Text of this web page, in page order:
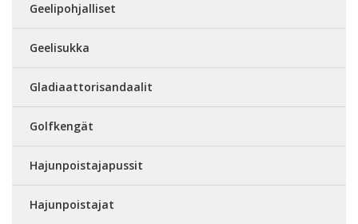
Geelipohjalliset
Geelisukka
Gladiaattorisandaalit
Golfkengät
Hajunpoistajapussit
Hajunpoistajat